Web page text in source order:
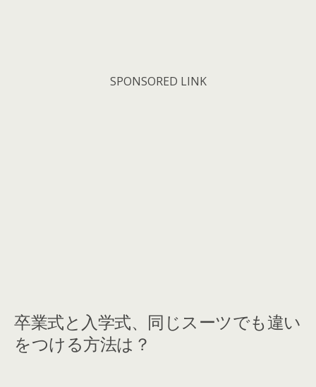
SPONSORED LINK
卒業式と入学式、同じスーツでも違い
をつける方法は？